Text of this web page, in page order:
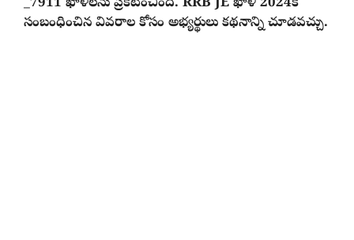
సంబంధించిన వివరాల కోసం అభ్యర్థులు కథనాన్ని చూడవచ్చు.